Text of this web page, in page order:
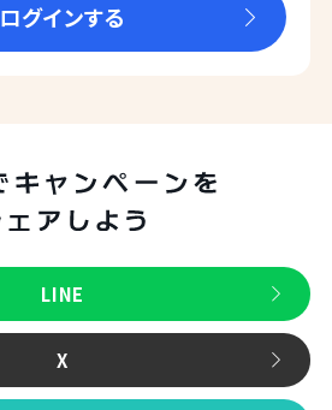
ログインする
LINE
X